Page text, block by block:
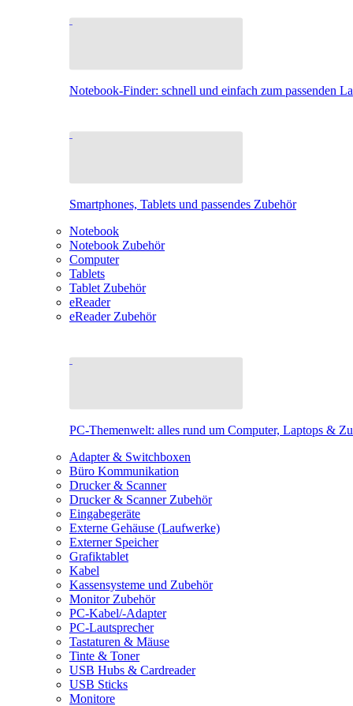
Notebook-Finder: schnell und einfach zum passenden
Smartphones, Tablets und passendes Zubehör
Notebook
Notebook Zubehör
Computer
Tablets
Tablet Zubehör
eReader
eReader Zubehör
PC-Themenwelt: alles rund um Computer, Laptops &
Adapter & Switchboxen
Büro Kommunikation
Drucker & Scanner
Drucker & Scanner Zubehör
Eingabegeräte
Externe Gehäuse (Laufwerke)
Externer Speicher
Grafiktablet
Kabel
Kassensysteme und Zubehör
Monitor Zubehör
PC-Kabel/-Adapter
PC-Lautsprecher
Tastaturen & Mäuse
Tinte & Toner
USB Hubs & Cardreader
USB Sticks
Monitore